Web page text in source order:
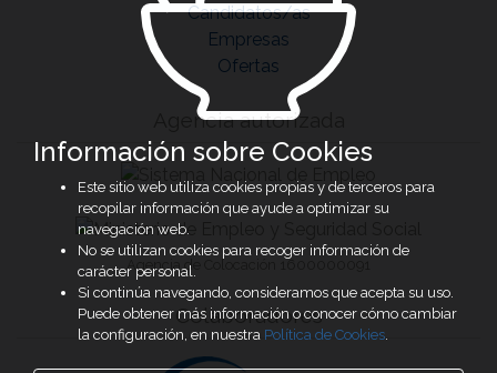
Candidatos/as
Empresas
Ofertas
Agencia autorizada
Agencia de Colocación 1600000091
Colaboradores
Información sobre Cookies
Este sitio web utiliza cookies propias y de terceros para
recopilar información que ayude a optimizar su
navegación web.
No se utilizan cookies para recoger información de
carácter personal.
Si continúa navegando, consideramos que acepta su uso.
Puede obtener más información o conocer cómo cambiar
la configuración, en nuestra Política de Cookies.